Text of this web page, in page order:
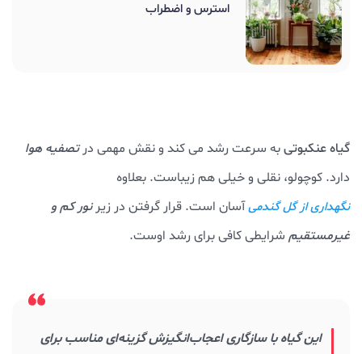
استرس و اضطراب
گیاه عنکبوتیبه سرعت رشد می کند و نقش مهمی درتصفیه هوا
دارد. کوچولو، نقلی و خیلی هم زیباست. بعلاوه
نگهداری از گل گندمیآسان است. قرار گرفتن در زیرنور کم و
غیرمستقیم شرایطی کافی برای رشد اوست.
این گیاه با سازگاری اعجاب‌انگیزش گزینه‌ای مناسب برای